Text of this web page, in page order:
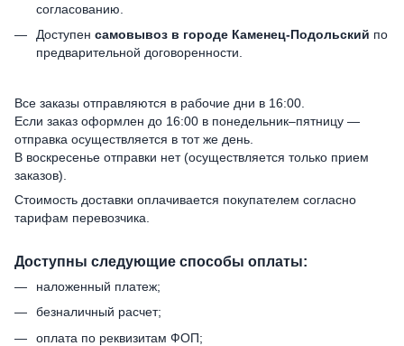
согласованию.
Доступен самовывоз в городе Каменец-Подольский по
предварительной договоренности.
Все заказы отправляются в рабочие дни в 16:00.
Если заказ оформлен до 16:00 в понедельник–пятницу —
отправка осуществляется в тот же день.
В воскресенье отправки нет (осуществляется только прием
заказов).
Стоимость доставки оплачивается покупателем согласно
тарифам перевозчика.
Доступны следующие способы оплаты:
наложенный платеж;
безналичный расчет;
оплата по реквизитам ФОП;